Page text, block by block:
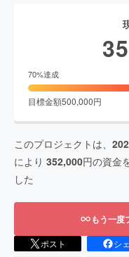
70%達成
目標金額500,000円
このプロジェクトは、
により 352,000円の資金
した
もう一度
ポスト シ